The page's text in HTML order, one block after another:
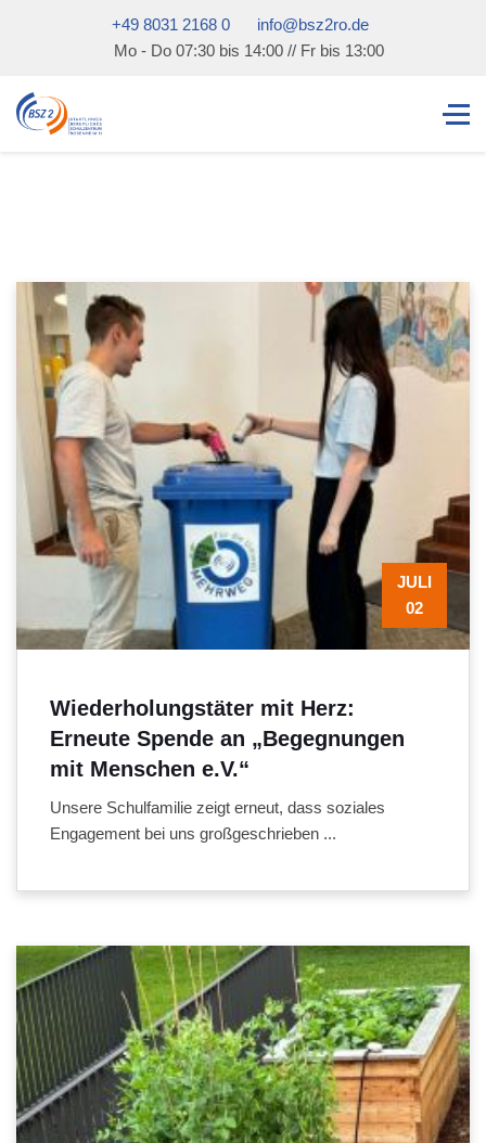
+49 8031 2168 0
info@bsz2ro.de
Mo - Do 07:30 bis 14:00 // Fr bis 13:00
Wiederholungstäter mit Herz:
Erneute Spende an „Begegnungen
mit Menschen e.V.“
JULI
02
Unsere Schulfamilie zeigt erneut, dass soziales
Engagement bei uns großgeschrieben ...